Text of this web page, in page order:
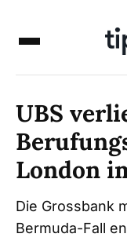
UBS
London
Die Grossbank
Bermuda-Fall